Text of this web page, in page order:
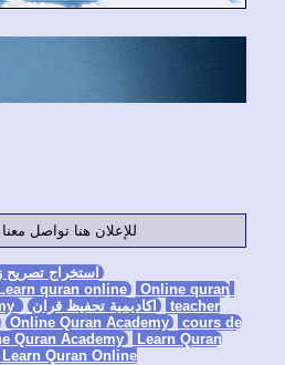
للإعلان هنا تواصل معنا >واتساب
استخراج تصريح زواج
Learn quran online Online
اكاديمية تحفيظ قران Online Quran Academy
Online Quran Academy cours
Online Quran Academy Learn Quran
Online Learn Quran Online